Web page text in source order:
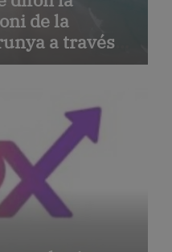
de la
a través